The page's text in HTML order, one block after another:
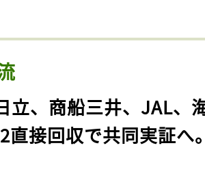
立、商船三井、JAL、
直接回収で共同実証へ